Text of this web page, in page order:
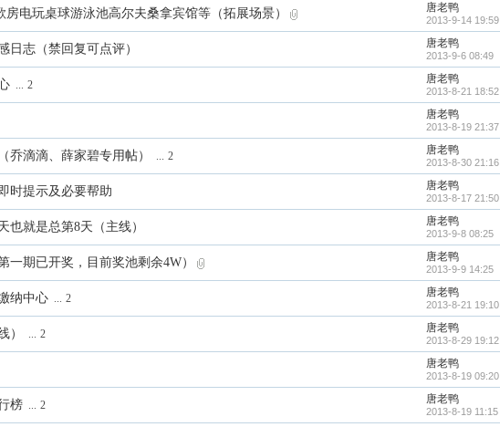
房电玩桌球游泳池高尔夫桑拿宾馆等（拓展场景） 唐老鸭
2013-9-14 19:59
日志（禁回复可点评） 唐老鸭
2013-9-6 08:49
... 2 唐老鸭
2013-8-21 18:52
唐老鸭
2013-8-19 21:37
乔滴滴、薛家碧专用帖） ... 2 唐老鸭
2013-8-30 21:16
时提示及必要帮助 唐老鸭
2013-8-17 21:50
也就是总第8天（主线） 唐老鸭
2013-9-8 08:25
一期已开奖，目前奖池剩余4W） 唐老鸭
2013-9-9 14:25
纳中心 ... 2 唐老鸭
2013-8-21 19:10
） ... 2 唐老鸭
2013-8-29 19:12
唐老鸭
2013-8-19 09:20
榜 ... 2 唐老鸭
2013-8-19 11:15